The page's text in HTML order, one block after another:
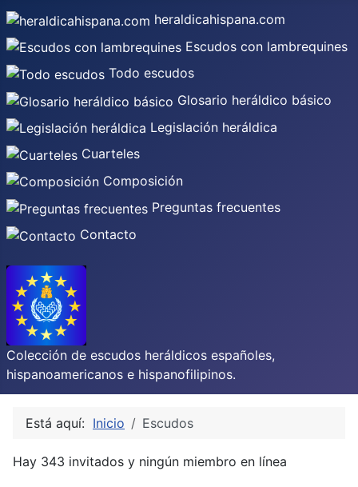
heraldicahispana.com
Escudos con lambrequines
Todo escudos
Glosario heráldico básico
Legislación heráldica
Cuarteles
Composición
Preguntas frecuentes
Contacto
Colección de escudos heráldicos españoles,
hispanoamericanos e hispanofilipinos.
Está aquí: Inicio Escudos
Hay 343 invitados y ningún miembro en línea